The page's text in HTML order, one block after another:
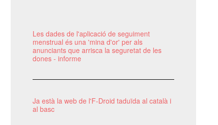
Les dades de l'aplicació de seguiment
menstrual és una 'mina d'or' per als
anunciants que arrisca la seguretat de les
dones - informe
Ja està la web de l'F-Droid taduïda al català i
al basc